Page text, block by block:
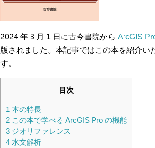
2024 年 3 月 1 日に古今書院から ArcGIS
版されました。本記事ではこの本を紹介い
す。
目次
1 本の特長
2 この本で学べる ArcGIS Pro の機能
3 ジオリファレンス
4 水文解析